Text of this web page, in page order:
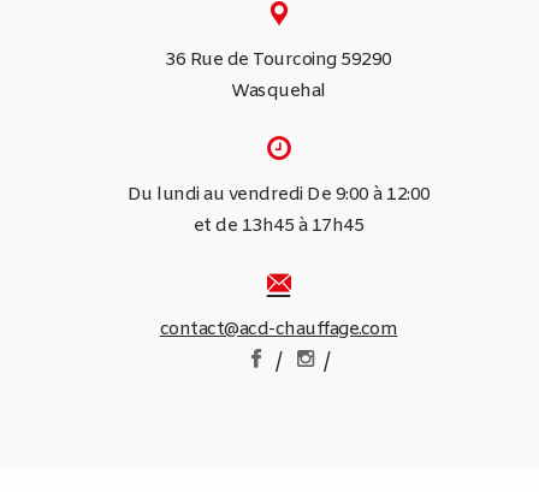
36 Rue de Tourcoing 59290
Wasquehal
Du lundi au vendredi De 9:00 à 12:00
et de 13h45 à 17h45
contact@acd-chauffage.com
/ /